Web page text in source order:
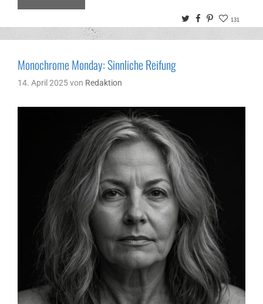
TwitterFacebook
Pinterest
131
Monochrome Monday: Sinnliche Reifung
14. April 2025von Redaktion